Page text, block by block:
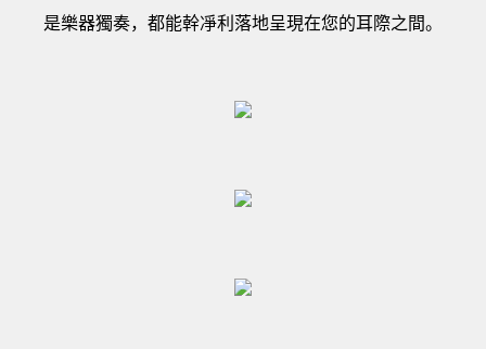
是樂器獨奏，都能幹凈利落地呈現在您的耳際之間。